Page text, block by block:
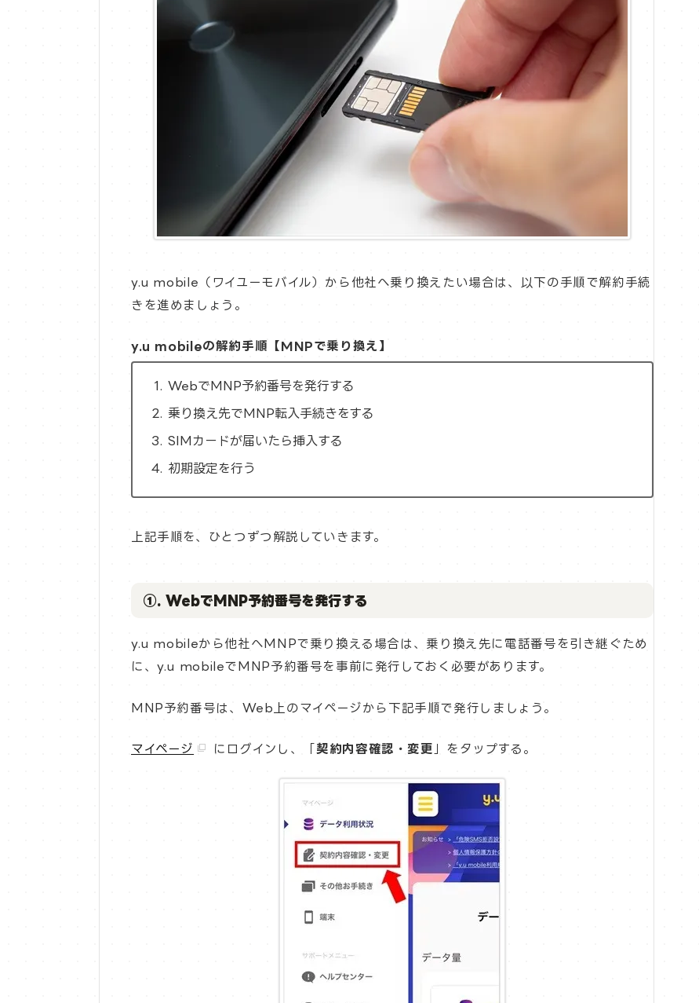
y.u mobile（ワイユーモバイル）から他社へ乗り換えたい場合は、以下の手順で解約手続
きを進めましょう。
y.u mobileの解約手順【MNPで乗り換え】
WebでMNP予約番号を発行する
乗り換え先でMNP転入手続きをする
SIMカードが届いたら挿入する
初期設定を行う
上記手順を、ひとつずつ解説していきます。
①. WebでMNP予約番号を発行する
y.u mobileから他社へMNPで乗り換える場合は、乗り換え先に電話番号を引き継ぐため
に、y.u mobileでMNP予約番号を事前に発行しておく必要があります。
MNP予約番号は、Web上のマイページから下記手順で発行しましょう。
マイページ にログインし、「 契約内容確認・変更 」をタップする。